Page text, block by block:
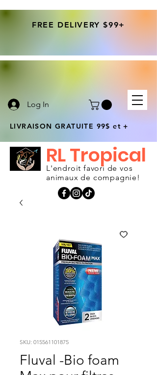
Log In
LIVRAISON GRATUITE 99$ et +
L'endroit favori de vos
animaux de compagnie!
RL Tropical
FREE DELIVERY $99+
SKU: 015561101875
Fluval -Bio foam